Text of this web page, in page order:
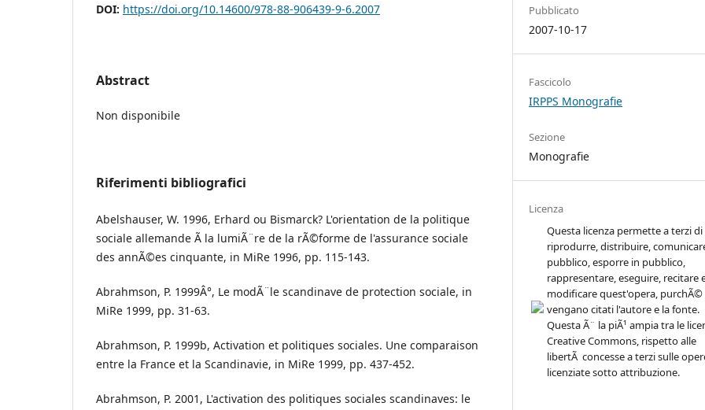
DOI: https://doi.org/10.14600/978-88-906439-9-6.2007
Abstract
Non disponibile
Riferimenti bibliografici
Abelshauser, W. 1996, Erhard ou Bismarck? L'orientation de la politique
sociale allemande Ã la lumiÃ¨re de la rÃ©forme de l'assurance sociale
des annÃ©es cinquante, in MiRe 1996, pp. 115-143.
Abrahmson, P. 1999Â°, Le modÃ¨le scandinave de protection sociale, in
MiRe 1999, pp. 31-63.
Abrahmson, P. 1999b, Activation et politiques sociales. Une comparaison
entre la France et la Scandinavie, in MiRe 1999, pp. 437-452.
Abrahmson, P. 2001, L'activation des politiques sociales scandinaves: le
Pubblicato
2007-10-17
Fascicolo
IRPPS Monografie
Sezione
Monografie
Licenza
Questa licenza permette a terzi di
riprodurre, distribuire,
pubblico, esporre in pubblico,
rappresentare, eseguire, recitare
modificare quest'opera, purchÃ©
vengano citati l'autore e la fonte.
Questa Ã¨ la piÃ¹ ampia tra le
Creative Commons, rispetto alle
libertÃ concesse a terzi sulle
licenziate sotto attribuzione.